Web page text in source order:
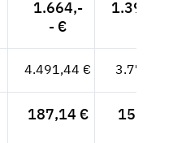
1.664,-
- €
4.491,44 € 3.774,32
187,14 € 157,26